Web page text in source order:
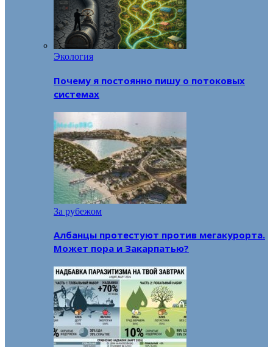
Экология
Почему я постоянно пишу о потоковых
системах
За рубежом
Албанцы протестуют против мегакурорта.
Может пора и Закарпатью?